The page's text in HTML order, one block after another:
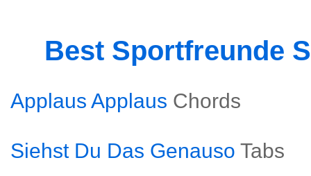
Best Sportfreunde
Applaus Applaus Chords
Siehst Du Das Genauso Tabs